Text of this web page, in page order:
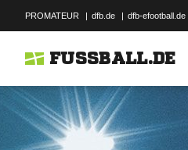
PROMATEUR | dfb.de | dfb-efootball.de
FUSSBALL.DE